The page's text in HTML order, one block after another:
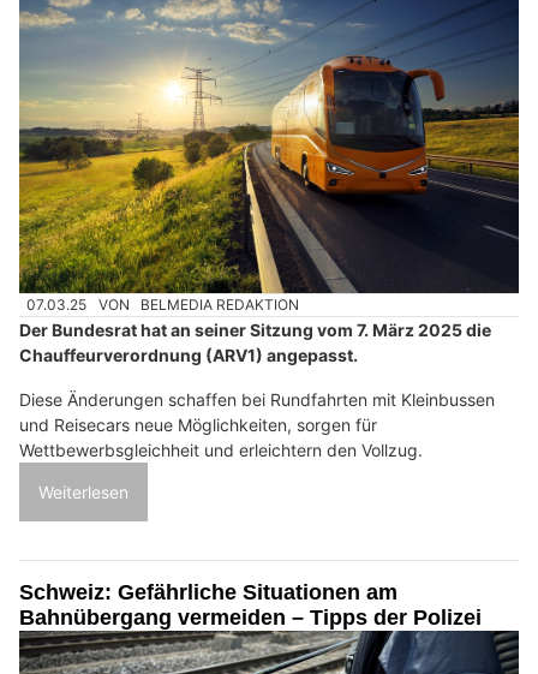
07.03.25 VON BELMEDIA REDAKTION
Der Bundesrat hat an seiner Sitzung vom 7. März 2025 die
Chauffeurverordnung (ARV1) angepasst.
Diese Änderungen schaffen bei Rundfahrten mit Kleinbussen
und Reisecars neue Möglichkeiten, sorgen für
Wettbewerbsgleichheit und erleichtern den Vollzug.
Weiterlesen
Schweiz: Gefährliche Situationen am
Bahnübergang vermeiden – Tipps der Polizei